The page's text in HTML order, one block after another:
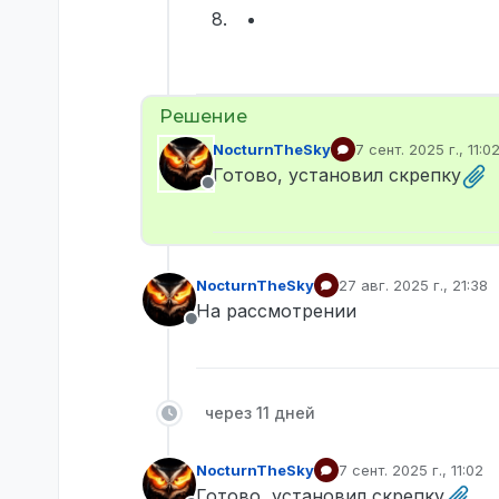
Не в сети
NocturnTheSky 7 сент. 2025 г., 11:02
отредактировано
Готово, установил скрепку
Не в сети
NocturnTheSky 27 авг. 2025 г., 21:38
отредактировано
На рассмотрении
через 11 дней
NocturnTheSky 7 сент. 2025 г., 11:02
отредактировано